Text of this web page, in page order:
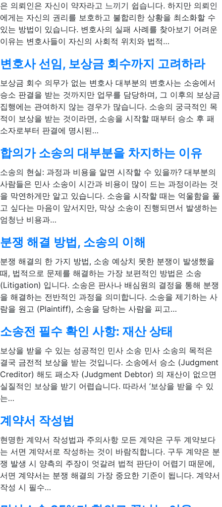
은 의뢰인은 자신이 약자라고 느끼기 쉽습니다. 하지만 의뢰인
에게는 자신의 권리를 보호하고 불합리한 상황을 최소화할 수
있는 방법이 있습니다. 변호사의 실패 사례를 찾아보기 어려운
이유는 변호사들이 자신의 사회적 위치와 법적…
변호사 선임, 보상금 회수까지 고려하라
보상금 회수 의무가 없는 변호사 대부분의 변호사는 소송에서
승소 판결을 받는 것까지만 업무를 담당하며, 그 이후의 보상금
집행에는 관여하지 않는 경우가 많습니다. 소송의 궁극적인 목
적이 보상을 받는 것이라면, 소송을 시작할 때부터 승소 후 패
소자로부터 판결에 명시된…
합의가 소송의 대부분을 차지하는 이유
소송의 현실: 과정과 비용을 알면 시작할 수 있을까? 대부분의
사람들은 민사 소송이 시간과 비용이 많이 드는 과정이라는 것
을 막연하게만 알고 있습니다. 소송을 시작할 때는 억울함을 풀
고 싶다는 마음이 앞서지만, 막상 소송이 진행되면서 발생하는
엄청난 비용과…
분쟁 해결 방법, 소송의 이해
분쟁 해결의 한 가지 방법, 소송 예상치 못한 분쟁이 발생했을
때, 법적으로 문제를 해결하는 가장 보편적인 방법은 소송
(Litigation) 입니다. 소송은 판사나 배심원의 결정을 통해 분쟁
을 해결하는 전반적인 과정을 의미합니다. 소송을 제기하는 사
람을 원고 (Plaintiff), 소송을 당하는 사람을 피고…
소송전 필수 확인 사항: 재산 상태
보상을 받을 수 있는 성공적인 민사 소송 민사 소송의 목적은
결국 금전적 보상을 받는 것입니다. 소송에서 승소 (Judgment
Creditor) 해도 패소자 (Judgment Debtor) 의 재산이 없으면
실질적인 보상을 받기 어렵습니다. 따라서 ‘보상을 받을 수 있
는…
계약서 작성법
현명한 계약서 작성법과 주의사항 모든 계약은 구두 계약보다
는 서면 계약서로 작성하는 것이 바람직합니다. 구두 계약은 분
쟁 발생 시 양측의 주장이 엇갈려 법적 판단이 어렵기 때문에,
서면 계약서는 분쟁 해결의 가장 중요한 기준이 됩니다. 계약서
작성 시 필수…